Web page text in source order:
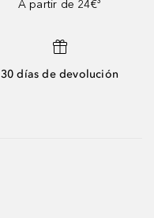
A partir de 24€³
30 días de devolución